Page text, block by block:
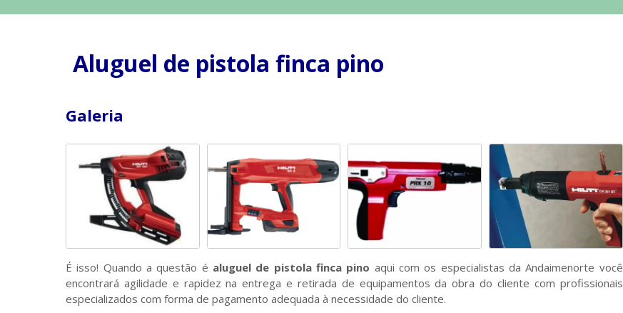
Aluguel de pistola finca pino
Galeria
É isso! Quando a questão é aluguel de pistola finca pino aqui com os especialistas da Andaimenorte você
encontrará agilidade e rapidez na entrega e retirada de equipamentos da obra do cliente com profissionais
especializados com forma de pagamento adequada à necessidade do cliente.